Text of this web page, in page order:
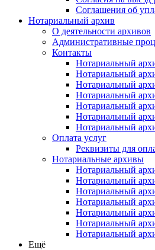
Соглашения об
Нотариальный архив
О деятельности архивов
Административные
Контакты
Нотариальный
Нотариальный
Нотариальный
Нотариальный
Нотариальный
Нотариальный
Нотариальный
Оплата услуг
Реквизиты для
Нотариальные архивы
Нотариальный
Нотариальный
Нотариальный
Нотариальный
Нотариальный
Нотариальный
Нотариальный
Ещё